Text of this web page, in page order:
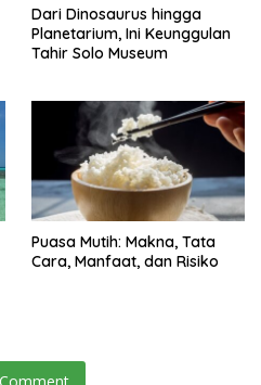
Dari Dinosaurus hingga
Planetarium, Ini Keunggulan
Tahir Solo Museum
Puasa Mutih: Makna, Tata
Cara, Manfaat, dan Risiko